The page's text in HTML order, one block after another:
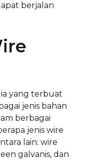
berjalan
yang terbuat
jenis bahan
berbagai
jenis wire
lain: wire
galvanis, dan